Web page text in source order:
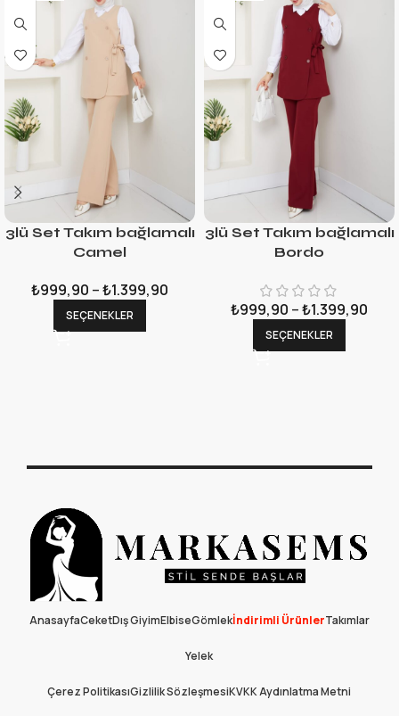
3lü Set Takım bağlamalı
Camel
₺999,90 –₺1.399,90
SEÇENEKLER
3lü Set Takım bağlamalı
Bordo
₺999,90 –₺1.399,90
SEÇENEKLER
AnasayfaCeketDış GiyimElbiseGömlekİndirimli ÜrünlerTakımlar
Yelek
Çerez PolitikasıGizlilik SözleşmesiKVKK Aydınlatma Metni